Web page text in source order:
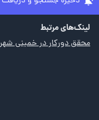
لینک‌های مرتبط
محقق دورکار در خمینی شهر